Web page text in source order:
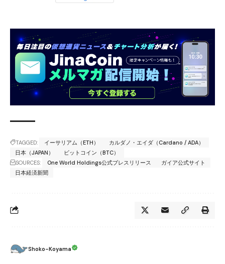
TAGGED: イーサリアム（ETH）
カルダノ・エイダ（Cardano / ADA）
日本（JAPAN）
ビットコイン（BTC）
SOURCES:
One World Holdings公式ブレスリリース
ガイア公式サイト
日本経済新聞
Shoko-Koyama